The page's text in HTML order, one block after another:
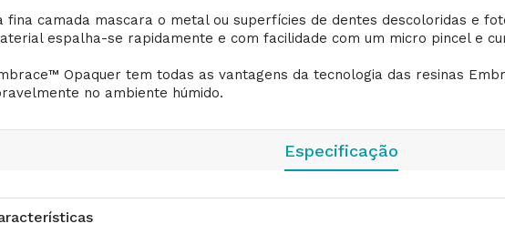
fina camada mascara o metal ou superfícies de dentes descoloridas e
espalha-se rapidamente e com facilidade com um micro pincel e
Opaquer tem todas as vantagens da tecnologia das resinas
no ambiente húmido.
Especificação